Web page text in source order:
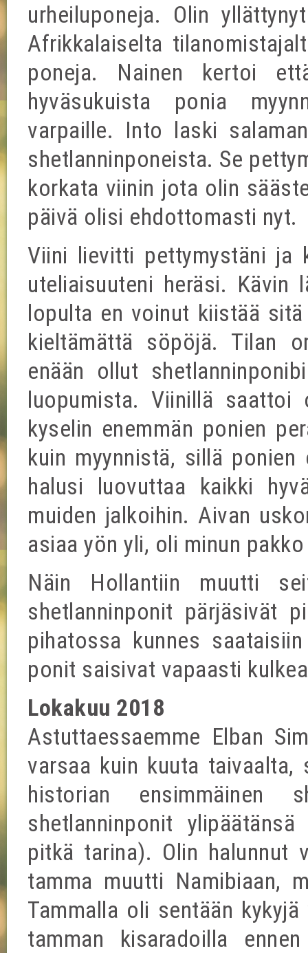
urheiluponeja. Olin
Afrikkalaiselta
poneja. Nainen kertoi
hyväsukuista ponia
varpaille. Into laski
shetlanninponeista. Se
korkata viinin jota olin
päivä olisi ehdottomasti nyt.
Viini lievitti pettymystäni ja
uteliaisuuteni heräsi.
lopulta en voinut kiistää
kieltämättä söpöjä. Tilan
enään ollut
luopumista. Viinillä
kyselin enemmän ponien
kuin myynnistä, sillä
halusi luovuttaa kaikki
muiden jalkoihin. Aivan
asiaa yön yli, oli minun
Näin Hollantiin muutti
shetlanninponit pärjäsivät
pihatossa kunnes
ponit saisivat vapaasti
Lokakuu 2018
Astuttaessaemme Elban
varsaa kuin kuuta
historian ensimmäinen
shetlanninponit
pitkä tarina). Olin halunnut
tamma muutti Namibiaan,
Tammalla oli sentään
tamman kisaradoilla